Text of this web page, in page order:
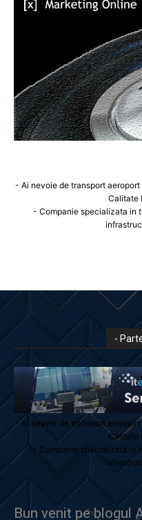
- Ai nevoie de transport aeroport
Calitate
- Companie specializata in
-
- Ai nevoie de transport
Calitate
- Companie specializata in
Bun venit pe blogul